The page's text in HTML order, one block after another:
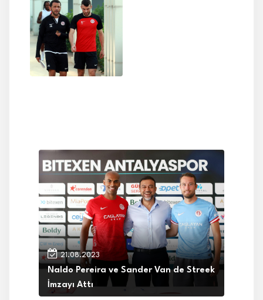
21.08.2023
Naldo Pereira ve Sander Van de Streek
İmzayı Attı